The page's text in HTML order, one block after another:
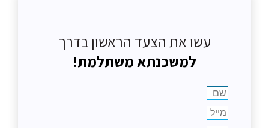
עשו את הצעד הראשון בדרך
למשכנתא משתלמת!